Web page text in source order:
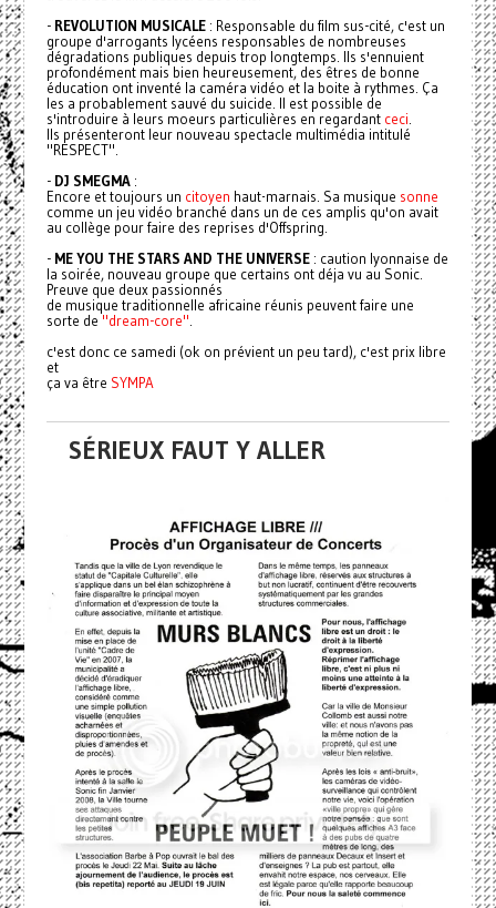
- REVOLUTION MUSICALE: Responsable du film sus-cité, c'est un
groupe d'arrogants lycéens responsables de nombreuses
dégradations publiques depuis trop longtemps. Ils s'ennuient
profondément mais bien heureusement, des êtres de bonne
éducation ont inventé la caméra vidéo et la boite à rythmes. Ça
les a probablement sauvé du suicide. Il est possible de
s'introduire à leurs moeurs particulières en regardant ceci.
Ils présenteront leur nouveau spectacle multimédia intitulé
"RESPECT".
- DJ SMEGMA:
Encore et toujours un citoyen haut-marnais. Sa musique sonne
comme un jeu vidéo branché dans un de ces amplis qu'on avait
au collège pour faire des reprises d'Offspring.
- ME YOU THE STARS AND THE UNIVERSE: caution lyonnaise de
la soirée, nouveau groupe que certains ont déja vu au Sonic.
Preuve que deux passionnés
de musique traditionnelle africaine réunis peuvent faire une
sorte de "dream-core".
c'est donc ce samedi (ok on prévient un peu tard), c'est prix libre
et
ça va être SYMPA
SÉRIEUX FAUT Y ALLER